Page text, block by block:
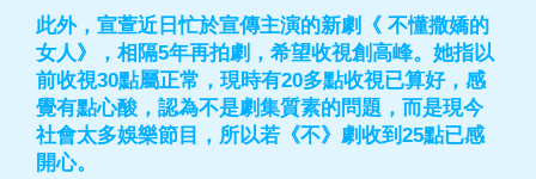
此外，宣萱近日忙於宣傳主演的新劇《 不懂撒嬌的
女人》，相隔5年再拍劇，希望收視創高峰。她指以
前收視30點屬正常，現時有20多點收視已算好，感
覺有點心酸，認為不是劇集質素的問題，而是現今
社會太多娛樂節目，所以若《不》劇收到25點已感
開心。